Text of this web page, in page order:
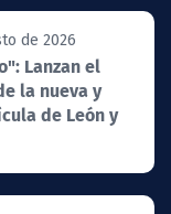
de 2026
Lanzan el
la nueva y
de León y